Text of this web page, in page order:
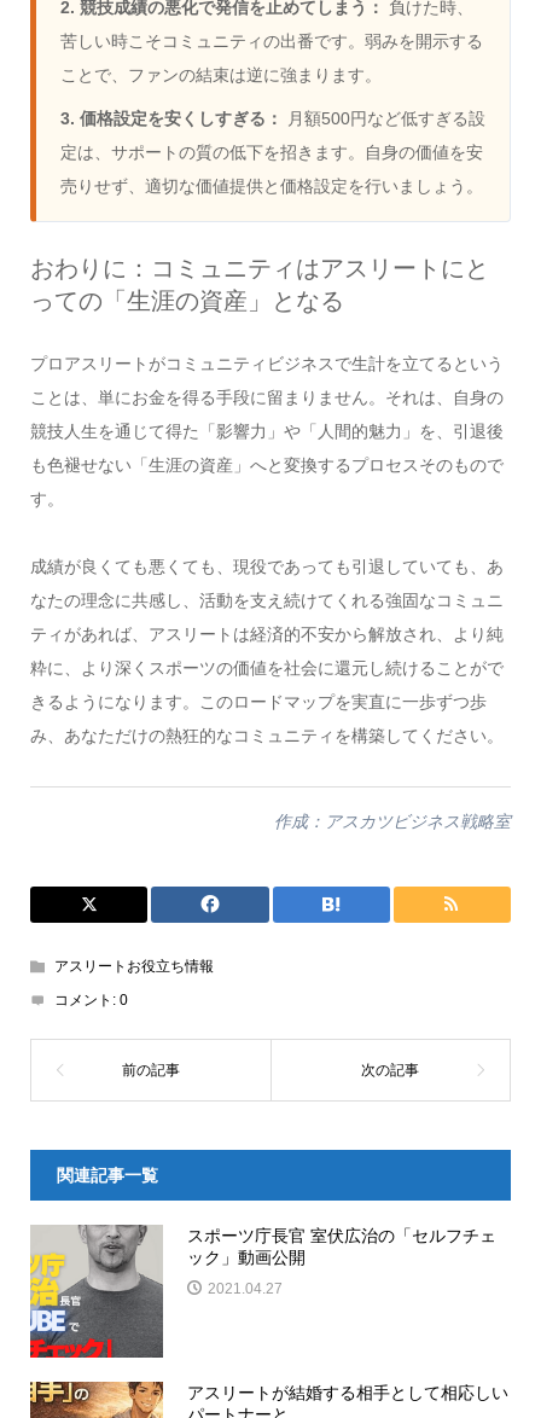
2. 競技成績の悪化で発信を止めてしまう：
負けた時、
苦しい時こそコミュニティの出番です。弱みを開示する
ことで、ファンの結束は逆に強まります。
3. 価格設定を安くしすぎる：
月額500円など低すぎる設
定は、サポートの質の低下を招きます。自身の価値を安
売りせず、適切な価値提供と価格設定を行いましょう。
おわりに：コミュニティはアスリートにと
っての「生涯の資産」となる
プロアスリートがコミュニティビジネスで生計を立てるという
ことは、単にお金を得る手段に留まりません。それは、自身の
競技人生を通じて得た「影響力」や「人間的魅力」を、引退後
も色褪せない「生涯の資産」へと変換するプロセスそのもので
す。
成績が良くても悪くても、現役であっても引退していても、あ
なたの理念に共感し、活動を支え続けてくれる強固なコミュニ
ティがあれば、アスリートは経済的不安から解放され、より純
粋に、より深くスポーツの価値を社会に還元し続けることがで
きるようになります。このロードマップを実直に一歩ずつ歩
み、あなただけの熱狂的なコミュニティを構築してください。
作成：アスカツビジネス戦略室
アスリートお役立ち情報
コメント: 0
関連記事一覧
スポーツ庁長官 室伏広治の「セルフチェ
ック」動画公開
2021.04.27
アスリートが結婚する相手として相応しい